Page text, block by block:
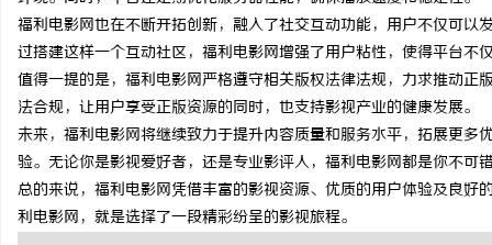
福利电影网也在不断开拓创新，融入了社交互动功能，用户不仅可
过搭建这样一个互动社区，福利电影网增强了用户粘性，使得平台不
值得一提的是，福利电影网严格遵守相关版权法律法规，力求推动
法合规，让用户享受正版资源的同时，也支持影视产业的健康发展。
未来，福利电影网将继续致力于提升内容质量和服务水平，拓展更
验。无论你是影视爱好者，还是专业影评人，福利电影网都是你不可
总的来说，福利电影网凭借丰富的影视资源、优质的用户体验及良
利电影网，就是选择了一段精彩纷呈的影视旅程。武汉配眼镜 上海配眼镜